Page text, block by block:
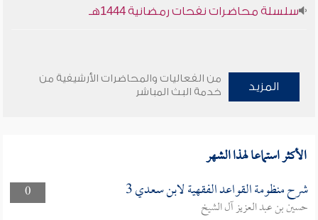
سلسلة محاضرات نفحات رمضانية 1444هـ
المزيد
من الفعاليات والمحاضرات الأرشيفية من
خدمة البث المباشر
الأكثر استماعا لهذا الشهر
0 شرح منظومة القواعد الفقهية لابن سعدي 3
حسين بن عبد العزيز آل الشيخ